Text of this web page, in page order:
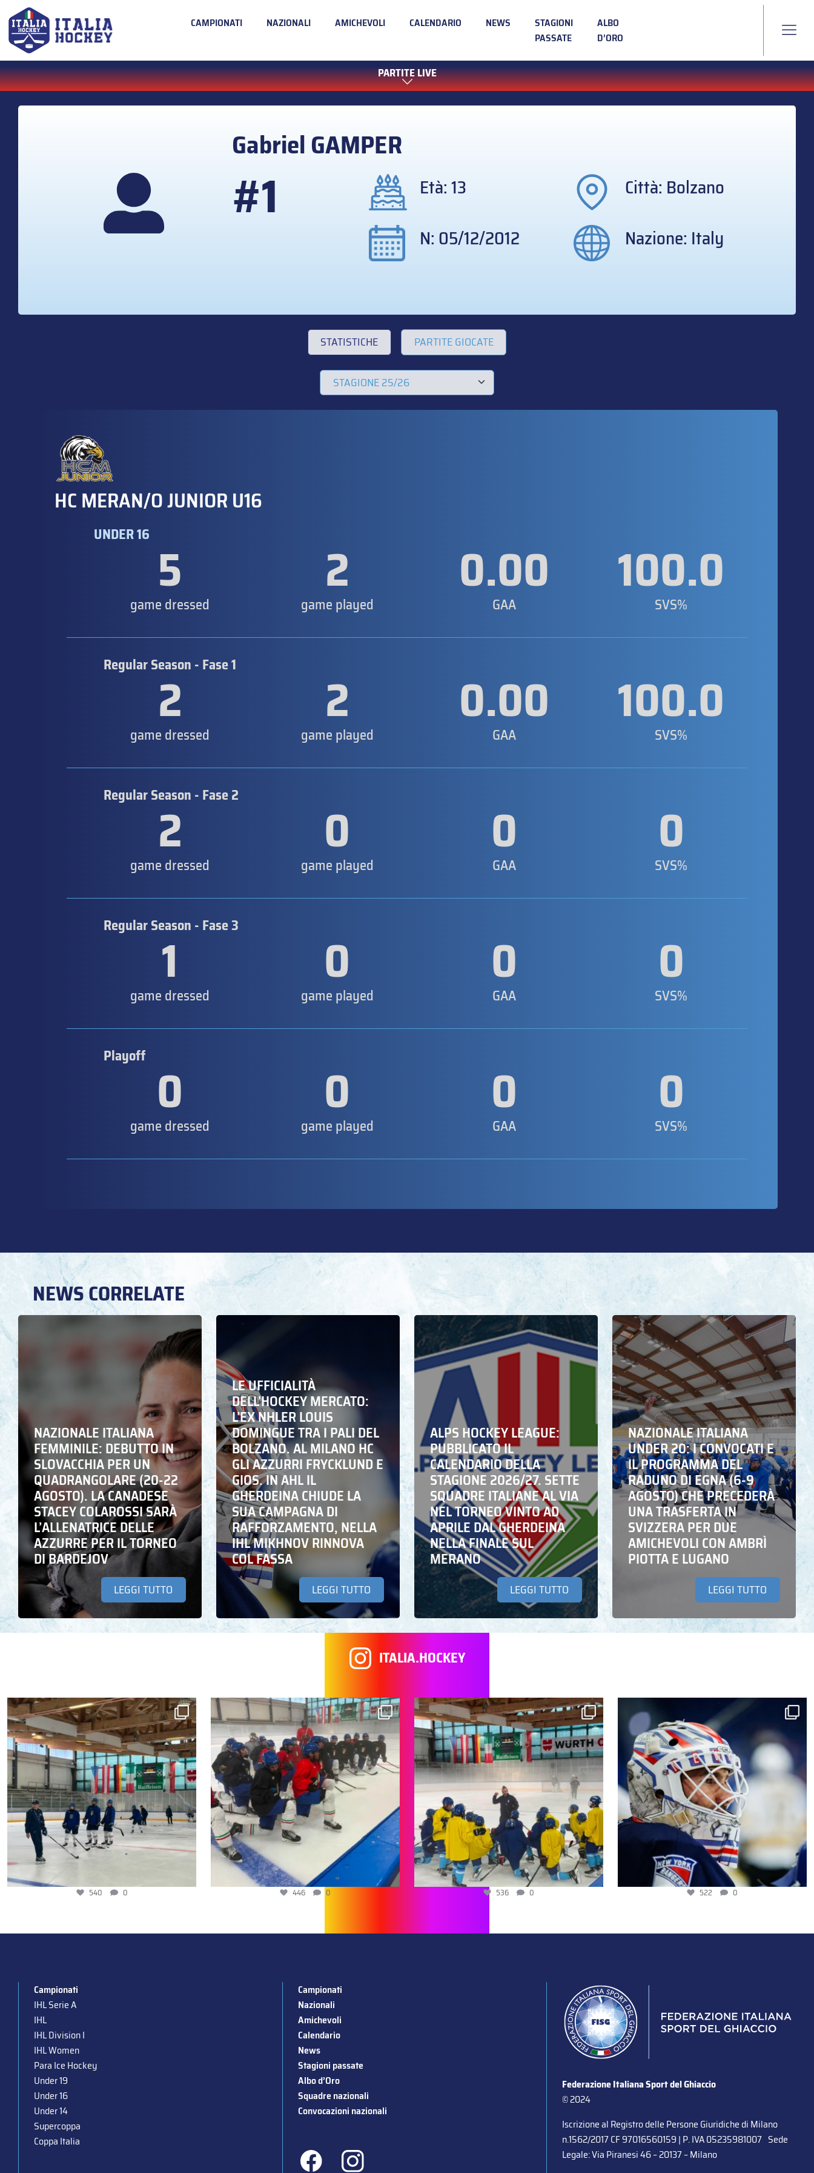
CAMPIONATI NAZIONALI AMICHEVOLI CALENDARIO NEWS
STAGIONI
PASSATE
ALBO
D’ORO
PARTITE LIVE
GabrielGAMPER
#1 Età: 13
Città: Bolzano
N: 05/12/2012
Nazione: Italy
STATISTICHE PARTITE GIOCATE
HC MERAN/O JUNIOR U16
UNDER 16 5
game dressed 2
game played 0.00
GAA 100.0
SVS%
Regular Season - Fase 1
2
game dressed 2
game played 0.00
GAA 100.0
SVS%
Regular Season - Fase 2
2
game dressed 0
game played 0
GAA 0
SVS%
Regular Season - Fase 3
1
game dressed 0
game played 0
GAA 0
SVS%
Playoff 0
game dressed 0
game played 0
GAA 0
SVS%
NEWS CORRELATE
NAZIONALE ITALIANA
FEMMINILE: DEBUTTO IN
SLOVACCHIA PER UN
QUADRANGOLARE (20-22
AGOSTO). LA CANADESE
STACEY COLAROSSI SARÀ
L’ALLENATRICE DELLE
AZZURRE PER IL TORNEO
DI BARDEJOV
LEGGI TUTTO
LE UFFICIALITÀ
DELL’HOCKEY MERCATO:
L’EX NHLER LOUIS
DOMINGUE TRA I PALI DEL
BOLZANO. AL MILANO HC
GLI AZZURRI FRYCKLUND E
GIOS. IN AHL IL
GHERDEINA CHIUDE LA
SUA CAMPAGNA DI
RAFFORZAMENTO, NELLA
IHL MIKHNOV RINNOVA
COL FASSA
LEGGI TUTTO
ALPS HOCKEY LEAGUE:
PUBBLICATO IL
CALENDARIO DELLA
STAGIONE 2026/27. SETTE
SQUADRE ITALIANE AL VIA
NEL TORNEO VINTO AD
APRILE DAL GHERDEINA
NELLA FINALE SUL
MERANO
LEGGI TUTTO
NAZIONALE ITALIANA
UNDER 20: I CONVOCATI E
IL PROGRAMMA DEL
RADUNO DI EGNA (6-9
AGOSTO) CHE PRECEDERÀ
UNA TRASFERTA IN
SVIZZERA PER DUE
AMICHEVOLI CON AMBRÌ
PIOTTA E LUGANO
LEGGI TUTTO
ITALIA.HOCKEY
540 0 446 0 536 0 522 0
Campionati
IHL Serie A
IHL
IHL Division I
IHL Women
Para Ice Hockey
Under 19
Under 16
Under 14
Supercoppa
Coppa Italia
Campionati
Nazionali
Amichevoli
Calendario
News
Stagioni passate
Albo d’Oro
Squadre nazionali
Convocazioni nazionali
Federazione Italiana Sport del Ghiaccio
© 2024
Iscrizione al Registro delle Persone Giuridiche di Milano
n.1562/2017 CF 97016560159 | P. IVA 05235981007 Sede
Legale: Via Piranesi 46 – 20137 – Milano